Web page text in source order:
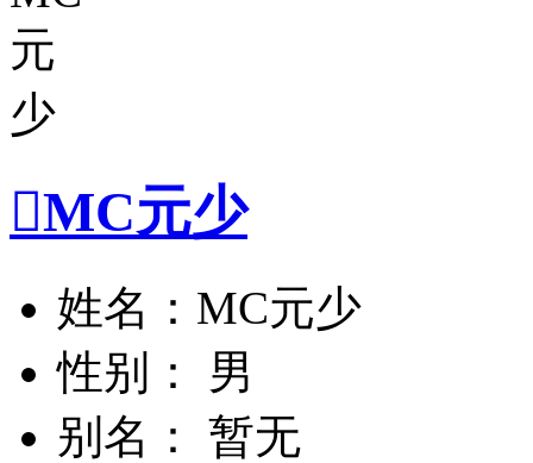
MC元少
姓名：MC元少
性别： 男
别名： 暂无